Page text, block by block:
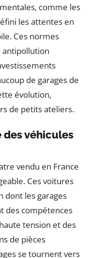
comme les
les attentes en
Ces normes
antipollution
de garages de
évolution,
de petits ateliers.
des véhicules
vendu en France
Ces voitures
dont les garages
des compétences
tension et des
de pièces
se tournent vers